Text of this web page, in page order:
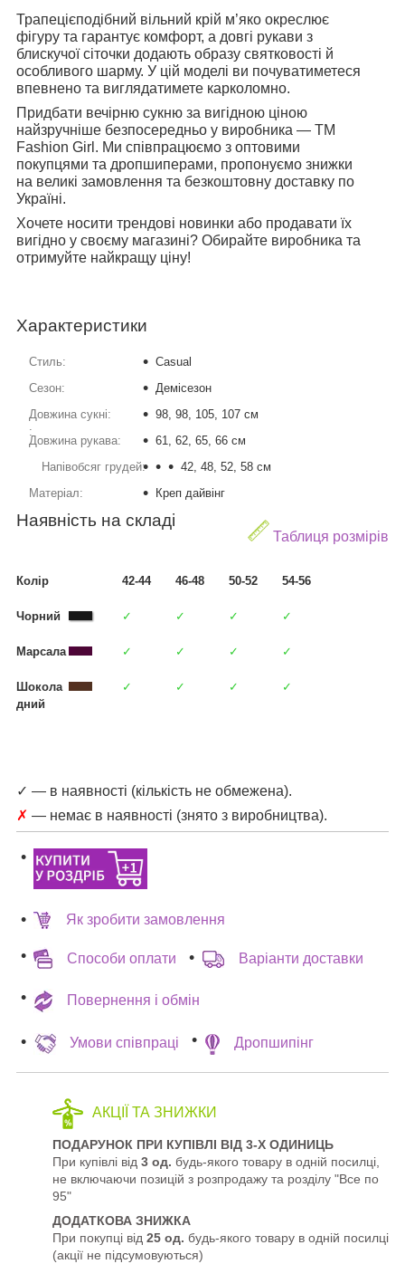
Трапецієподібний вільний крій м’яко окреслює
фігуру та гарантує комфорт, а довгі рукави з
блискучої сіточки додають образу святковості й
особливого шарму. У цій моделі ви почуватиметеся
впевнено та виглядатимете карколомно.
Придбати вечірню сукню за вигідною ціною
найзручніше безпосередньо у виробника — ТМ
Fashion Girl. Ми співпрацюємо з оптовими
покупцями та дропшиперами, пропонуємо знижки
на великі замовлення та безкоштовну доставку по
Україні.
Хочете носити трендові новинки або продавати їх
вигідно у своєму магазині? Обирайте виробника та
отримуйте найкращу ціну!
Характеристики
Стиль:
Casual
Сезон:
Демісезон
Довжина сукні:
:
98, 98, 105, 107 см
Довжина рукава:
61, 62, 65, 66 см
Напівобсяг грудей:
42, 48, 52, 58 см
Матеріал:
Креп дайвінг
Таблиця розмірів
Наявність на складі
Колір 42-44 46-48 50-52 54-56
Чорний ✓ ✓ ✓ ✓
Марсала ✓ ✓ ✓ ✓
Шокола
дний
✓ ✓ ✓ ✓
✓ — в наявності (кількість не обмежена).
✗ — немає в наявності (знято з виробництва).
Як зробити замовлення
Способи оплати Варіанти доставки
Повернення і обмін
Умови співпраці Дропшипінг
АКЦІЇ ТА ЗНИЖКИ
ПОДАРУНОК ПРИ КУПІВЛІ ВІД 3-Х ОДИНИЦЬ
При купівлі від 3 од. будь-якого товару в одній посилці,
не включаючи позицій з розпродажу та розділу "Все по
95"
ДОДАТКОВА ЗНИЖКА
При покупці від 25 од. будь-якого товару в одній посилці
(акції не підсумовуються)